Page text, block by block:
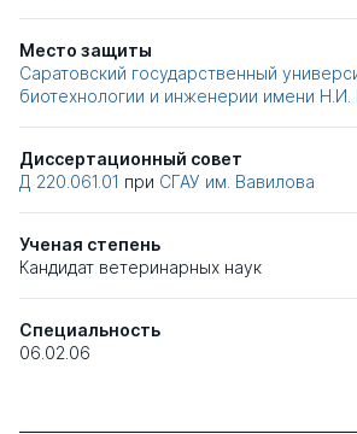
Место защиты
Саратовский государственный
биотехнологии и инженерии имени Н.И.
Диссертационный совет
Д 220.061.01 при СГАУ им. Вавилова
Ученая степень
Кандидат ветеринарных наук
Специальность
06.02.06